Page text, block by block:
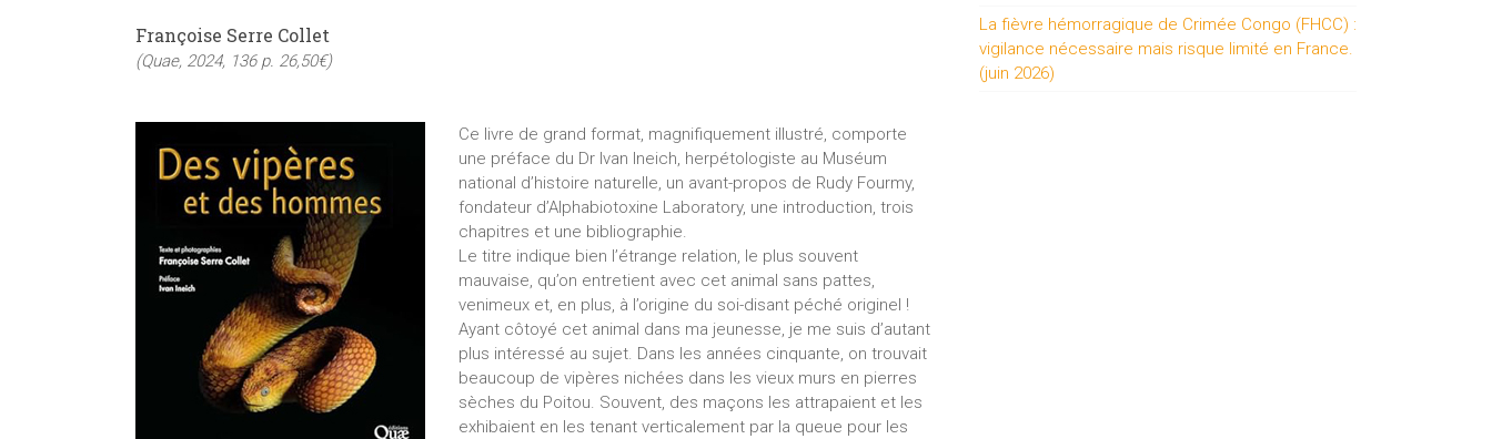
Françoise Serre Collet
(Quae, 2024, 136 p. 26,50€)
Ce livre de grand format, magnifiquement illustré, comporte
une préface du Dr Ivan Ineich, herpétologiste au Muséum
national d’histoire naturelle, un avant-propos de Rudy Fourmy,
fondateur d’Alphabiotoxine Laboratory, une introduction, trois
chapitres et une bibliographie.
Le titre indique bien l’étrange relation, le plus souvent
mauvaise, qu’on entretient avec cet animal sans pattes,
venimeux et, en plus, à l’origine du soi-disant péché originel !
Ayant côtoyé cet animal dans ma jeunesse, je me suis d’autant
plus intéressé au sujet. Dans les années cinquante, on trouvait
beaucoup de vipères nichées dans les vieux murs en pierres
sèches du Poitou. Souvent, des maçons les attrapaient et les
exhibaient en les tenant verticalement par la queue pour les
La fièvre hémorragique de Crimée Congo (FHCC) :
vigilance nécessaire mais risque limité en France.
(juin 2026)